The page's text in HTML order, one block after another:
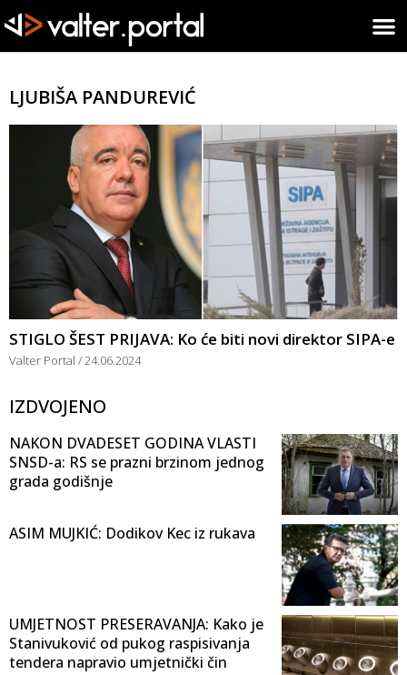
LJUBIŠA PANDUREVIĆ
STIGLO ŠEST PRIJAVA: Ko će biti novi direktor SIPA-e
Valter Portal 24.06.2024
IZDVOJENO
NAKON DVADESET GODINA VLASTI
SNSD-a: RS se prazni brzinom jednog
grada godišnje
ASIM MUJKIĆ: Dodikov Kec iz rukava
UMJETNOST PRESERAVANJA: Kako je
Stanivuković od pukog raspisivanja
tendera napravio umjetnički čin